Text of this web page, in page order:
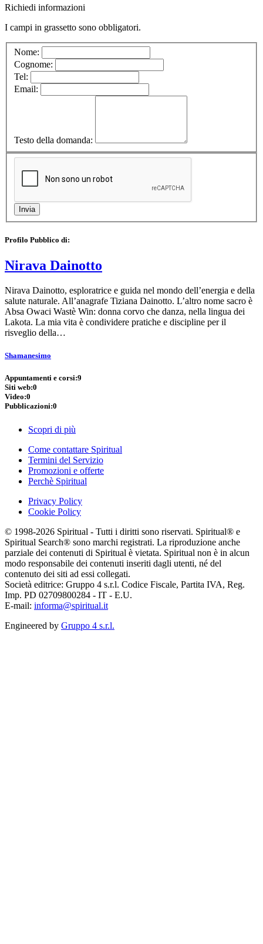
Richiedi informazioni
I campi in grassetto sono obbligatori.
Nome:
Cognome:
Tel:
Email:
Testo della domanda:
Profilo Pubblico di:
Nirava Dainotto
Nirava Dainotto, esploratrice e guida nel mondo dell’energia e della
salute naturale. All’anagrafe Tiziana Dainotto. L’altro nome sacro è
Absa Owaci Wastè Win: donna corvo che danza, nella lingua dei
Lakota. La mia vita è condividere pratiche e discipline per il
risveglio della…
Shamanesimo
Appuntamenti e corsi:9
Siti web:0
Video:0
Pubblicazioni:0
Scopri di più
Come contattare Spiritual
Termini del Servizio
Promozioni e offerte
Perchè Spiritual
Privacy Policy
Cookie Policy
© 1998-2026 Spiritual - Tutti i diritti sono riservati. Spiritual® e
Spiritual Search® sono marchi registrati. La riproduzione anche
parziale dei contenuti di Spiritual è vietata. Spiritual non è in alcun
modo responsabile dei contenuti inseriti dagli utenti, né del
contenuto dei siti ad essi collegati.
Società editrice: Gruppo 4 s.r.l. Codice Fiscale, Partita IVA, Reg.
Imp. PD 02709800284 - IT - E.U.
E-mail: informa@spiritual.it
Engineered by Gruppo 4 s.r.l.